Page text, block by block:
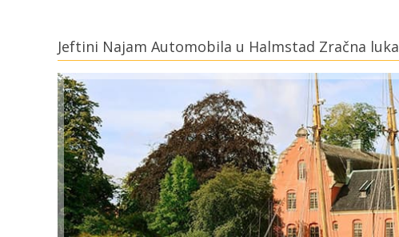
Jeftini Najam Automobila u Halmstad Zračna luka